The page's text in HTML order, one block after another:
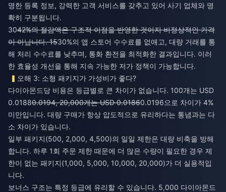
명한 등록 정보, 강력한 고객 서비스를 갖추고 있어 사기 업체와 명
확히 구분됩니다.
3042%의 절감액은 구조적 이점을 반영한 것이지 비정상적인 가격
이 아닙니다. 1530%의 앱 스토어 수수료를 없애고, 대량 거래를 통
해 처리 수수료를 낮추며, 통화 환전을 최적화한 결과입니다. 이러
한 효율성 개선을 통해 지속 가능한 저가 정책이 가능합니다.
오해 3: 소형 패키지가 가성비가 좋다?
다이아몬드당 비용은 등급별로 큰 차이가 없습니다. 100개는 USD
0.01880.0194, 20,000개는 USD 0.01860.0196으로 차이가 4%
미만입니다. 대량 구매가 항상 압도적으로 유리하다는 통념과는 다
소 차이가 있습니다.
일부 패키지(500, 2,000, 4,500)의 일일 제한은 대량 비축을 방해
합니다. 하루 1회 주문 제한 때문에 더 많은 수량이 필요한 경우 제
한이 없는 패키지(1,000, 5,000, 10,000, 20,000)가 더 실용적입
니다.
보너스 구조는 특정 등급에 유리할 수 있습니다. 5,000 다이아몬드